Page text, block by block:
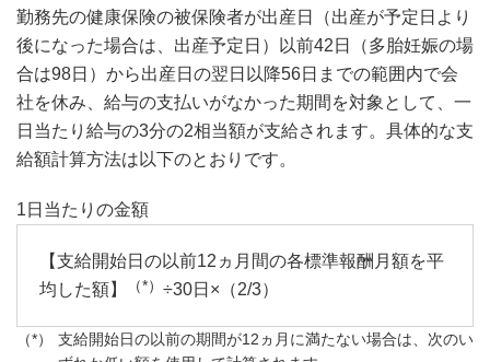
勤務先の健康保険の被保険者が出産日（出産が予定日より
後になった場合は、出産予定日）以前42日（多胎妊娠の場
合は98日）から出産日の翌日以降56日までの範囲内で会
社を休み、給与の支払いがなかった期間を対象として、一
日当たり給与の3分の2相当額が支給されます。具体的な支
給額計算方法は以下のとおりです。
1日当たりの金額
【支給開始日の以前12ヵ月間の各標準報酬月額を平
均した額】
（*） ÷30日×（2/3）
支給開始日の以前の期間が12ヵ月に満たない場合は、次のい